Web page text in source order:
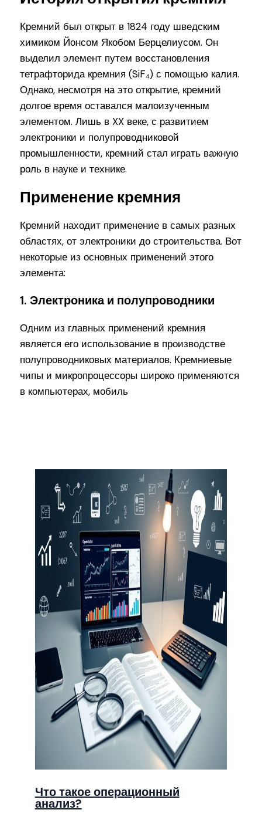
Кремний был открыт в 1824 году шведским
химиком Йонсом Якобом Берцелиусом. Он
выделил элемент путем восстановления
тетрафторида кремния (SiF₄) с помощью калия.
Однако, несмотря на это открытие, кремний
долгое время оставался малоизученным
элементом. Лишь в XX веке, с развитием
электроники и полупроводниковой
промышленности, кремний стал играть важную
роль в науке и технике.
Применение кремния
Кремний находит применение в самых разных
областях, от электроники до строительства. Вот
некоторые из основных применений этого
элемента:
1. Электроника и полупроводники
Одним из главных применений кремния
является его использование в производстве
полупроводниковых материалов. Кремниевые
чипы и микропроцессоры широко применяются
в компьютерах, мобиль
Что такое операционный
анализ?